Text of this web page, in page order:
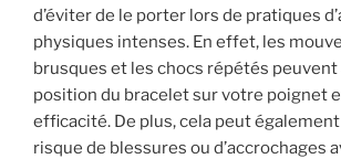
d’éviter de le porter lors de pratiques
physiques intenses. En effet, les
brusques et les chocs répétés
position du bracelet sur votre poignet
efficacité. De plus, cela peut
risque de blessures ou d’accrochages